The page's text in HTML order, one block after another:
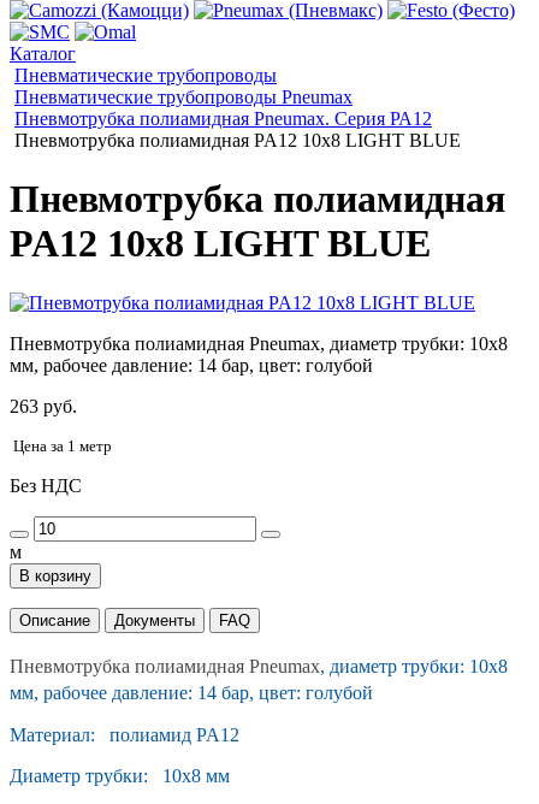
Каталог
Пневматические трубопроводы
Пневматические трубопроводы Pneumax
Пневмотрубка полиамидная Pneumax. Серия РА12
Пневмотрубка полиамидная PA12 10x8 LIGHT BLUE
Пневмотрубка полиамидная
PA12 10x8 LIGHT BLUE
Пневмотрубка полиамидная Pneumax, диаметр трубки: 10х8
мм, рабочее давление: 14 бар, цвет: голубой
263 руб.
Цена за 1 метр
Без НДС
м
В корзину
Описание Документы FAQ
Пневмотрубка полиамидная Pneumax, диаметр трубки: 10х8
мм, рабочее давление: 14 бар, цвет: голубой
Материал: полиамид PA12
Диаметр трубки: 10x8 мм